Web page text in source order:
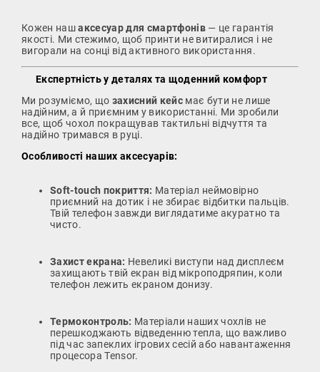
Кожен нашаксесуар для смартфонів — це гарантія
якості. Ми стежимо, щоб принти не витиралися і не
вигорали на сонці від активного використання.
Експертність у деталях та щоденний комфорт
Ми розуміємо, що захисний кейс має бути не лише
надійним, а й приємним у використанні. Ми зробили
все, щоб чохол покращував тактильні відчуття та
надійно тримався в руці.
Особливості наших аксесуарів:
Soft-touch покриття: Матеріал неймовірно
приємний на дотик і не збирає відбитки пальців.
Твій телефон завжди виглядатиме акуратно та
чисто.
Захист екрана: Невеликі виступи над дисплеєм
захищають твій екран від мікроподряпин, коли
телефон лежить екраном донизу.
Термоконтроль: Матеріали наших чохлів не
перешкоджають відведенню тепла, що важливо
під час запеклих ігрових сесій або навантаження
процесора Tensor.